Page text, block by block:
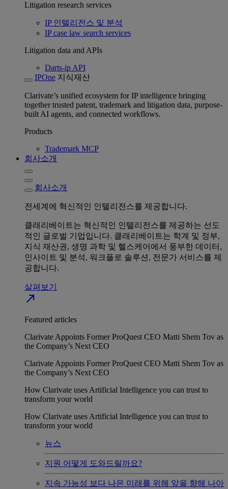
Litigation research services
IP 인텔리전스 및 분석
IP case law search services
Litigation data and APIs
Darts-ip API
IPOne 지식재산
Clarivate’s unified ecosystem for IP intelligence bringing
together trusted patent, trademark and litigation data, purpose-
built AI agents, and connected workflows.
Products
Trademark MCP
회사소개
회사소개
전세계에 혁신적인 인텔리전스를 제공합니다.
클래리베이트는 혁신적인 인텔리전스를 제공하는 선도
적인 글로벌 기업입니다. 클래리베이트는 학계 및 정부,
지식 재산권, 생명 과학 및 헬스케어에서 풍부한 데이터,
인사이트 및 분석, 워크플로 솔루션, 전문가 서비스를 제
공합니다.
살펴보기
north_east
Featured articles
Clarivate Appoints Former ProQuest CEO Matti Shem Tov as
the Company’s Next CEO
Clarivate Appoints Former ProQuest CEO Matti Shem Tov as
the Company’s Next CEO
How Clarivate uses Artificial Intelligence you can trust to
transform your world
How Clarivate uses Artificial Intelligence you can trust to
transform your world
뉴스
지원 어떻게 도와드릴까요?
지속 가능성 보다 나은 미래를 위해 앞을 향해 나아